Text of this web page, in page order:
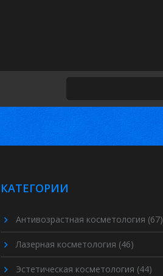
КАТЕГОРИИ
Антивозрастная косметология (67)
Лазерная косметология (46)
Эстетическая косметология (44)